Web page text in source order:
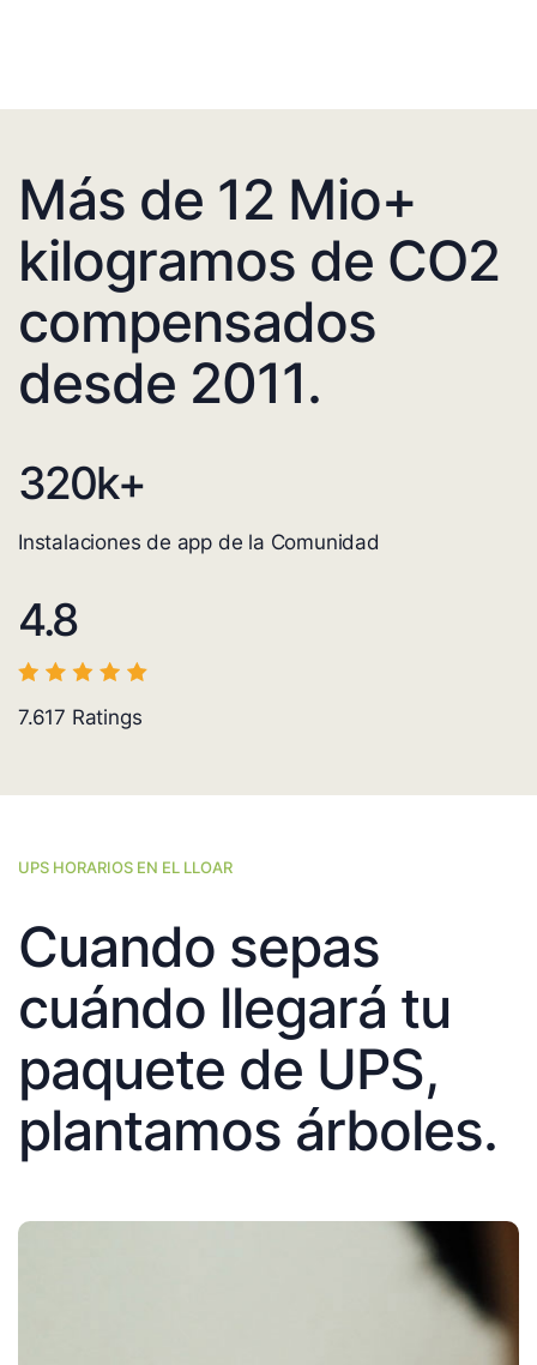
Más de 12 Mio+
kilogramos de CO2
compensados
desde 2011.
320k+
Instalaciones de app de la Comunidad
4.8
7.617 Ratings
UPS HORARIOS EN EL LLOAR
Cuando sepas
cuándo llegará tu
paquete de UPS,
plantamos árboles.